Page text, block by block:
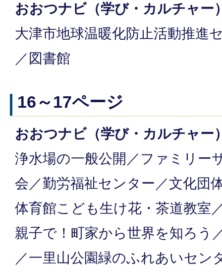
おおつナビ（学び・カルチャー
大津市地球温暖化防止活動推進
／図書館
16～17ページ
おおつナビ（学び・カルチャー
浄水場の一般公開／ファミリー
会／勤労福祉センター／文化団
体育館こども生け花・茶道教室
親子で！町家から世界を知ろう
／一里山公園緑のふれあいセン